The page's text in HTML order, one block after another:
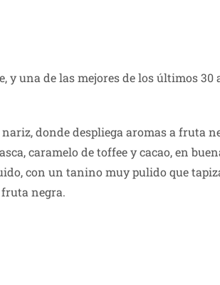
y una de las mejores de los últimos 30
donde despliega aromas a fruta
caramelo de toffee y cacao, en
con un tanino muy pulido que
negra.